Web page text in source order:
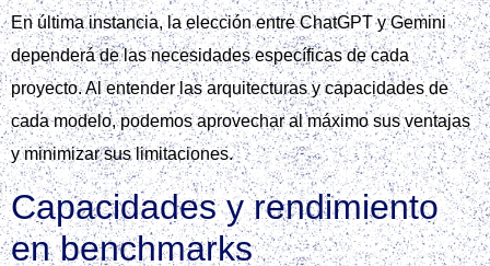
En última instancia, la elección entre ChatGPT y Gemini
dependerá de las necesidades específicas de cada
proyecto. Al entender las arquitecturas y capacidades de
cada modelo, podemos aprovechar al máximo sus ventajas
y minimizar sus limitaciones.
Capacidades y rendimiento
en benchmarks